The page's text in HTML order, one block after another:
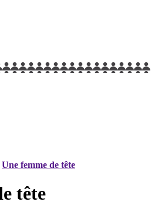
Une femme de tête
tête